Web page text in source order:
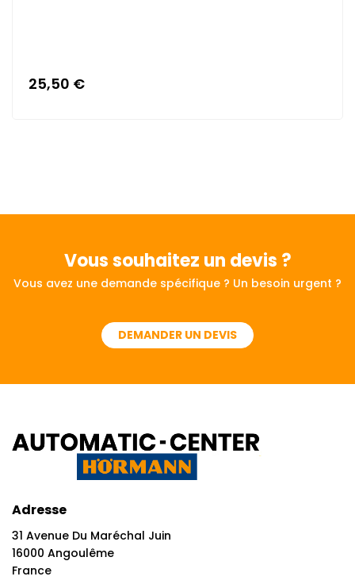
25,50 €
Vous souhaitez un devis ?
Vous avez une demande spécifique ? Un besoin urgent ?
DEMANDER UN DEVIS
Adresse
31 Avenue Du Maréchal Juin
16000 Angoulême
France